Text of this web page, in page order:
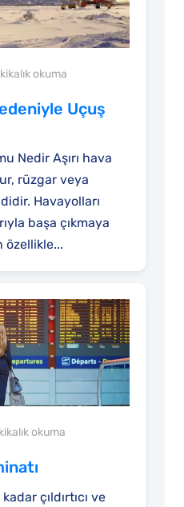
okuma
Uçuş
Nedir Aşırı hava
rüzgar veya
Havayolları
başa çıkmaya
özellikle...
okuma
çıldırtıcı ve